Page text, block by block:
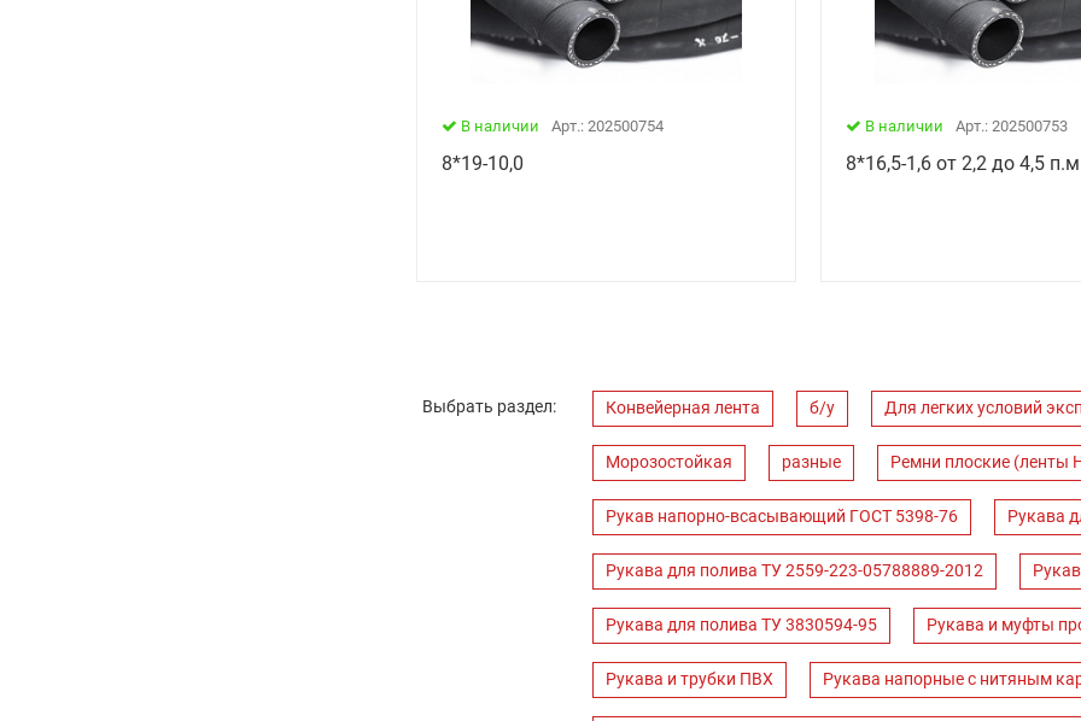
В наличии Арт.: 202500754
8*19-10,0
В наличии Арт.: 202500753
8*16,5-1,6 от 2,2 до 4,5
Выбрать раздел: Конвейерная лента б/у Для легких условий
Морозостойкая разные Ремни плоские (ленты
Рукав напорно-всасывающий ГОСТ 5398-76 Рукава
Рукава для полива ТУ 2559-223-05788889-2012
Рукава для полива ТУ 3830594-95 Рукава и муфты
Рукава и трубки ПВХ Рукава напорные с нитяным